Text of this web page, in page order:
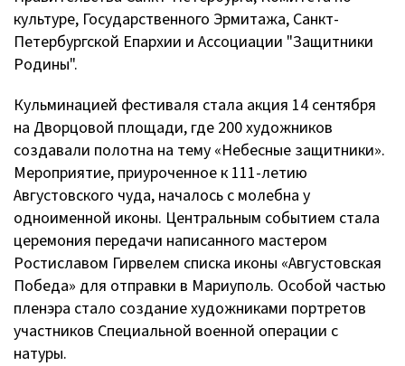
культуре, Государственного Эрмитажа, Санкт-
Петербургской Епархии и Ассоциации "Защитники
Родины".
Кульминацией фестиваля стала акция 14 сентября
на Дворцовой площади, где 200 художников
создавали полотна на тему «Небесные защитники».
Мероприятие, приуроченное к 111-летию
Августовского чуда, началось с молебна у
одноименной иконы. Центральным событием стала
церемония передачи написанного мастером
Ростиславом Гирвелем списка иконы «Августовская
Победа» для отправки в Мариуполь. Особой частью
пленэра стало создание художниками портретов
участников Специальной военной операции с
натуры.